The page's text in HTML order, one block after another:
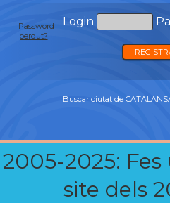
Login
Password
perdut?
Buscar ciutat de
2005-2025:
site dels